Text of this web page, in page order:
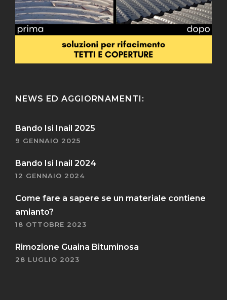
NEWS ED AGGIORNAMENTI:
Bando Isi Inail 2025
9 GENNAIO 2025
Bando Isi Inail 2024
12 GENNAIO 2024
Come fare a sapere se un materiale contiene
amianto?
18 OTTOBRE 2023
Rimozione Guaina Bituminosa
28 LUGLIO 2023